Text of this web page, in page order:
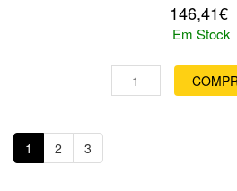
146,41€
Em Stock
1 2 3